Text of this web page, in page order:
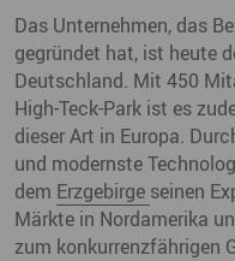
Das Unternehmen, das
gegründet hat, ist heute
Deutschland. Mit 450
High-Teck-Park ist es
dieser Art in Europa.
und modernste
dem Erzgebirge seinen
Märkte in Nordamerika
zum konkurrenzfährigen